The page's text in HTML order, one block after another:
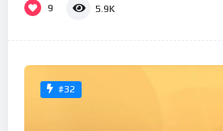
9 5.9K
#32